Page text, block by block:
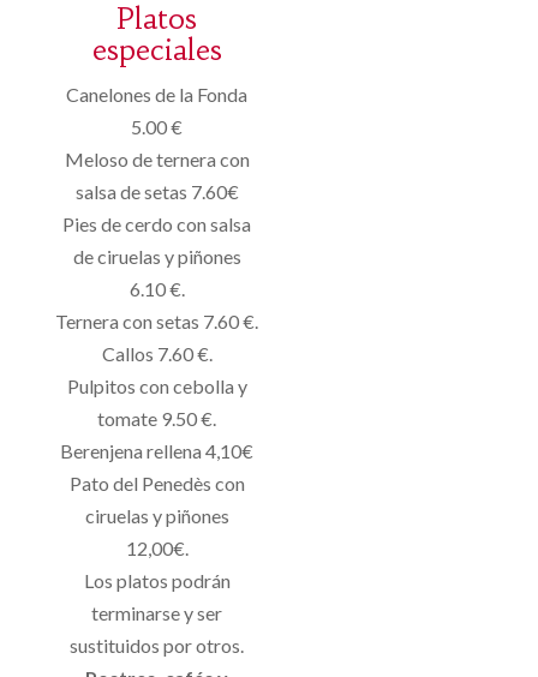
Platos
especiales
Canelones de la Fonda
5.00 €
Meloso de ternera con
salsa de setas 7.60€
Pies de cerdo con salsa
de ciruelas y piñones
6.10 €.
Ternera con setas 7.60 €.
Callos 7.60 €.
Pulpitos con cebolla y
tomate 9.50 €.
Berenjena rellena 4,10€
Pato del Penedès con
ciruelas y piñones
12,00€.
Los platos podrán
terminarse y ser
sustituidos por otros.